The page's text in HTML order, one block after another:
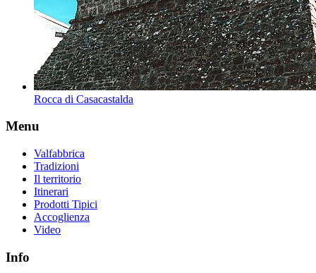
Rocca di Casacastalda
Menu
Valfabbrica
Tradizioni
Il territorio
Itinerari
Prodotti Tipici
Accoglienza
Video
Info